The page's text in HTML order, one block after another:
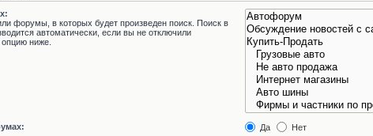
форумы, в которых будет произведен поиск. Поиск в
автоматически, если вы не отключили
ниже.
Да
Нет